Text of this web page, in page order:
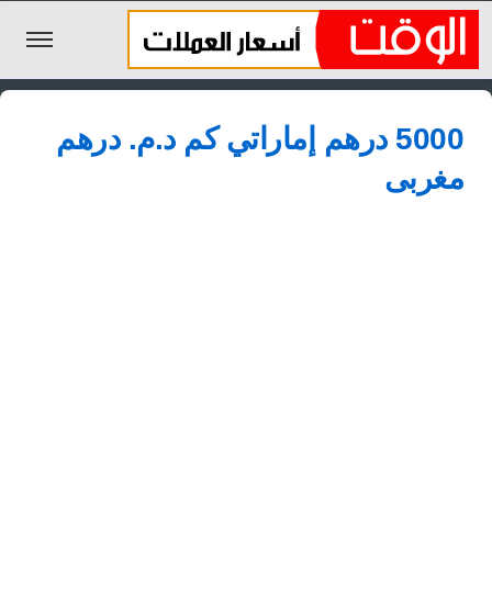
الليرة السورية
الجنيه المصري
الريال السعودي
5000 درهم إماراتي كم د.م.‏ درهم
مغربى